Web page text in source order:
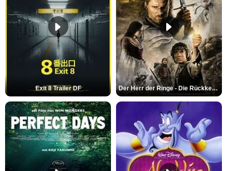
Exit 8 Trailer DF Der Herr der Ringe - Die Rückkehr des Königs Trailer OV